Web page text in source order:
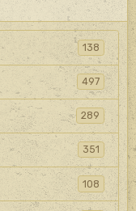
138
497
289
351
108